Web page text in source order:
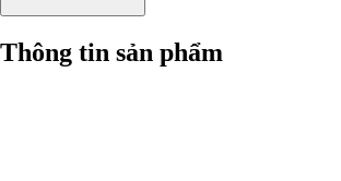
Thông tin sản phẩm